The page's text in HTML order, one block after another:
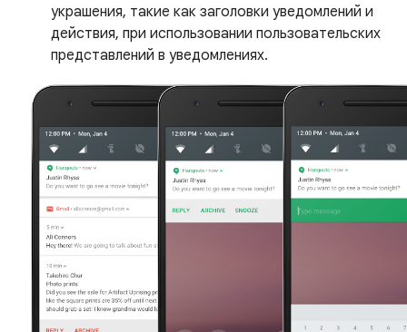
украшения, такие как заголовки уведомлений и
действия, при использовании пользовательских
представлений в уведомлениях.